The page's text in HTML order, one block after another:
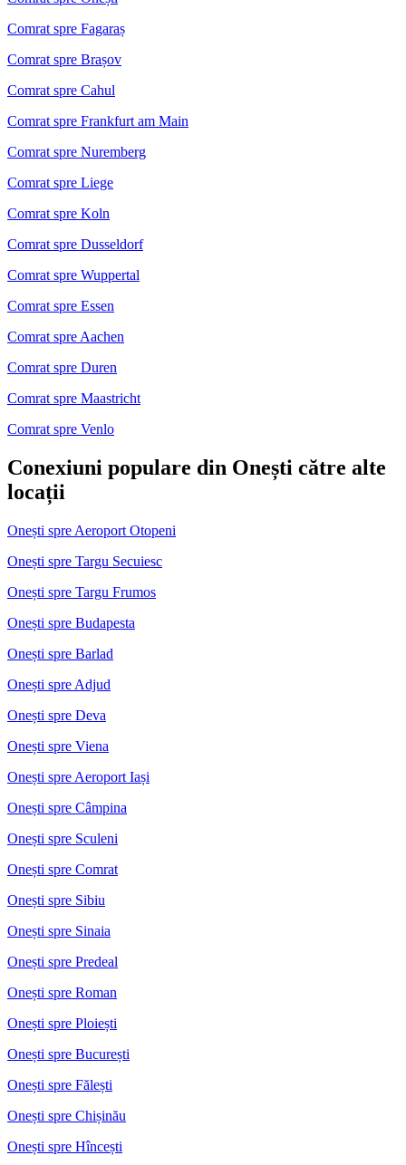
Comrat spre Fagaraș
Comrat spre Brașov
Comrat spre Cahul
Comrat spre Frankfurt am Main
Comrat spre Nuremberg
Comrat spre Liege
Comrat spre Koln
Comrat spre Dusseldorf
Comrat spre Wuppertal
Comrat spre Essen
Comrat spre Aachen
Comrat spre Duren
Comrat spre Maastricht
Comrat spre Venlo
Conexiuni populare din Onești către alte
locații
Onești spre Aeroport Otopeni
Onești spre Targu Secuiesc
Onești spre Targu Frumos
Onești spre Budapesta
Onești spre Barlad
Onești spre Adjud
Onești spre Deva
Onești spre Viena
Onești spre Aeroport Iași
Onești spre Câmpina
Onești spre Sculeni
Onești spre Comrat
Onești spre Sibiu
Onești spre Sinaia
Onești spre Predeal
Onești spre Roman
Onești spre Ploiești
Onești spre București
Onești spre Fălești
Onești spre Chișinău
Onești spre Hîncești